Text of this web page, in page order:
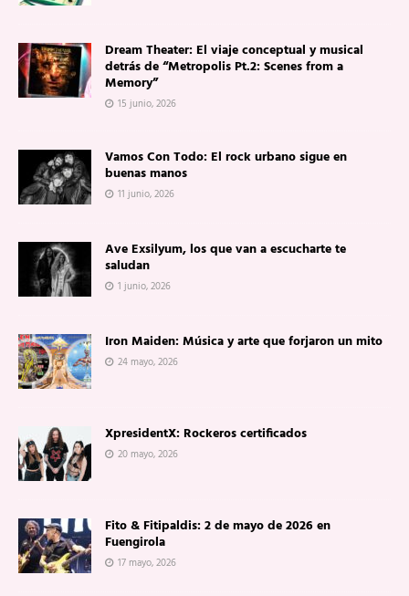
Dream Theater: El viaje conceptual y musical
detrás de “Metropolis Pt.2: Scenes from a
Memory”
15 junio, 2026
Vamos Con Todo: El rock urbano sigue en
buenas manos
11 junio, 2026
Ave Exsilyum, los que van a escucharte te
saludan
1 junio, 2026
Iron Maiden: Música y arte que forjaron un mito
24 mayo, 2026
XpresidentX: Rockeros certificados
20 mayo, 2026
Fito & Fitipaldis: 2 de mayo de 2026 en
Fuengirola
17 mayo, 2026